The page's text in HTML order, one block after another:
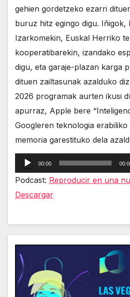
gehien gordetzeko ezarri
buruz hitz egingo digu. Iñigok,
Izarkomekin, Euskal Herriko
kooperatibarekin, izandako
digu, eta garaje-plazan karga
dituen zailtasunak azalduko
2026 programak aurten ikusi
apurraz, Apple bere
Googleren teknologia erabiliko
memoria garestituko dela
Reproductor
de
audio
00:00
Podcast: Reproducir en una
Descargar